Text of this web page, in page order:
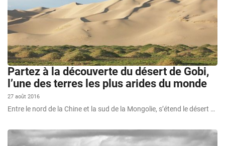
Partez à la découverte du désert de Gobi,
l’une des terres les plus arides du monde
27 août 2016
Entre le nord de la Chine et la sud de la Mongolie, s’étend le désert …